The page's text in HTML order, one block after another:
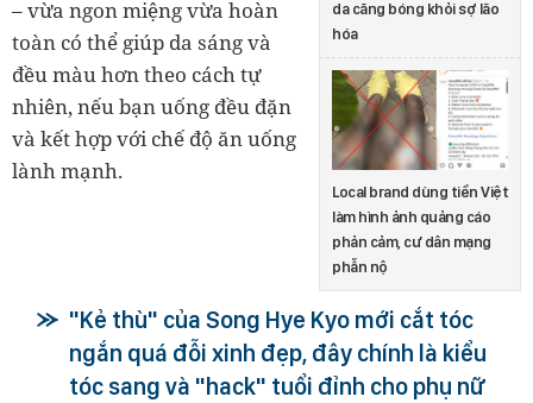
da căng bóng khỏi sợ lão
hóa
Local brand dùng tiền Việt
làm hình ảnh quảng cáo
phản cảm, cư dân mạng
phẫn nộ
– vừa ngon miệng vừa hoàn
toàn có thể giúp da sáng và
đều màu hơn theo cách tự
nhiên, nếu bạn uống đều đặn
và kết hợp với chế độ ăn uống
lành mạnh.
"Kẻ thù" của Song Hye Kyo mới cắt tóc
ngắn quá đỗi xinh đẹp, đây chính là kiểu
tóc sang và "hack" tuổi đỉnh cho phụ nữ